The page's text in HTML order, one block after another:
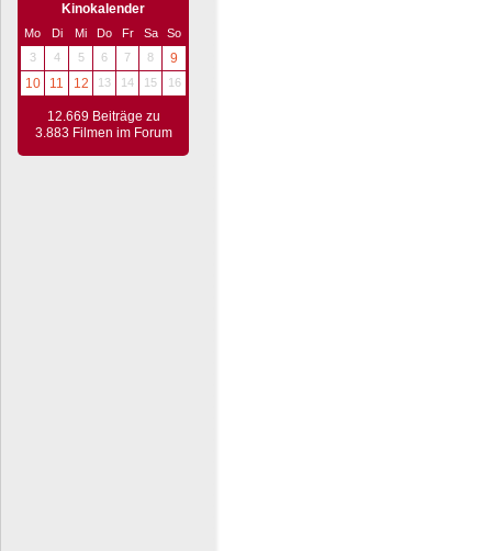
Kinokalender
Mo Di Mi Do Fr Sa
So
3
4 5 6 7 8
9
10
11 12 13 14 15 16
12.669 Beiträge zu
3.883 Filmen im Forum